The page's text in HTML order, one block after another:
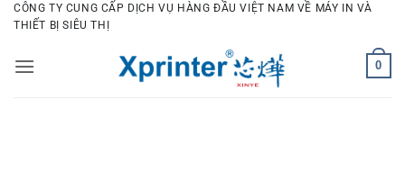
Bỏ
qua
dung
CÔNG TY CUNG CẤP DỊCH VỤ HÀNG ĐẦU VIỆT NAM VỀ MÁY IN VÀ
THIẾT BỊ SIÊU THỊ
0